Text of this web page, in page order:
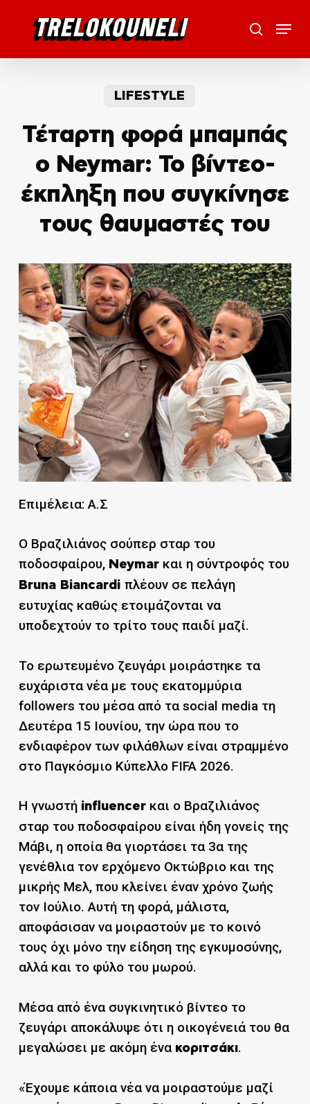
search
Menu
LIFESTYLE
Τέταρτη φορά μπαμπάς
ο Neymar: Το βίντεο-
έκπληξη που συγκίνησε
τους θαυμαστές του
Επιμέλεια: Α.Σ
Ο Βραζιλιάνος σούπερ σταρ του
ποδοσφαίρου, Neymarκαι η σύντροφός του
Bruna Biancardi πλέουν σε πελάγη
ευτυχίας καθώς ετοιμάζονται να
υποδεχτούν το τρίτο τους παιδί μαζί.
Το ερωτευμένο ζευγάρι μοιράστηκε τα
ευχάριστα νέα με τους εκατομμύρια
followers του μέσα από τα social media τη
Δευτέρα 15 Ιουνίου, την ώρα που το
ενδιαφέρον των φιλάθλων είναι στραμμένο
στο Παγκόσμιο Κύπελλο FIFA 2026.
Η γνωστή influencerκαι ο Βραζιλιάνος
σταρ του ποδοσφαίρου είναι ήδη γονείς της
Μάβι, η οποία θα γιορτάσει τα 3α της
γενέθλια τον ερχόμενο Οκτώβριο και της
μικρής Μελ, που κλείνει έναν χρόνο ζωής
τον Ιούλιο. Αυτή τη φορά, μάλιστα,
αποφάσισαν να μοιραστούν με το κοινό
τους όχι μόνο την είδηση της εγκυμοσύνης,
αλλά και το φύλο του μωρού.
Μέσα από ένα συγκινητικό βίντεο το
ζευγάρι αποκάλυψε ότι η οικογένειά του θα
μεγαλώσει με ακόμη ένα κοριτσάκι.
«Έχουμε κάποια νέα να μοιραστούμε μαζί